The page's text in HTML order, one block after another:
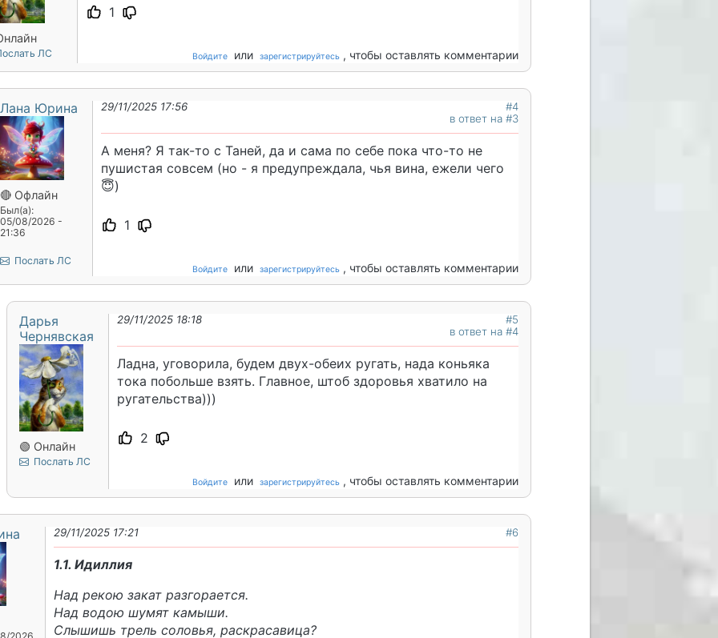
ЛС
1
Войдите или зарегистрируйтесь , чтобы оставлять комментарии
Лана Юрина
🔴 Офлайн
Был(а):
05/08/2026 -
21:36
Послать ЛС
29/11/2025 17:56
#4
в ответ на #3
А меня? Я так-то с Таней, да и сама по себе пока что-то не
пушистая совсем (но - я предупреждала, чья вина, ежели чего
😇)
1
Войдите или зарегистрируйтесь , чтобы оставлять комментарии
Дарья
Чернявская
🟢 Онлайн
Послать ЛС
29/11/2025 18:18
#5
в ответ на #4
Ладна, уговорила, будем двух-обеих ругать, нада коньяка
тока побольше взять. Главное, штоб здоровья хватило на
ругательства)))
2
Войдите или зарегистрируйтесь , чтобы оставлять комментарии
29/11/2025 17:21 #6
1.1. Идиллия
Над рекою закат разгорается.
Над водою шумят камыши.
Слышишь трель соловья, раскрасавица?